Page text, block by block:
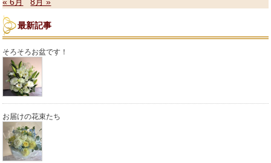
最新記事
そろそろお盆です！
お届けの花束たち